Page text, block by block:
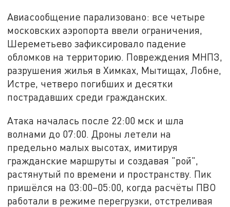
Авиасообщение парализовано: все четыре
московских аэропорта ввели ограничения,
Шереметьево зафиксировало падение
обломков на территорию. Повреждения МНПЗ,
разрушения жилья в Химках, Мытищах, Лобне,
Истре, четверо погибших и десятки
пострадавших среди гражданских.
Атака началась после 22:00 мск и шла
волнами до 07:00. Дроны летели на
предельно малых высотах, имитируя
гражданские маршруты и создавая "рой",
растянутый по времени и пространству. Пик
пришёлся на 03:00–05:00, когда расчёты ПВО
работали в режиме перегрузки, отстреливая